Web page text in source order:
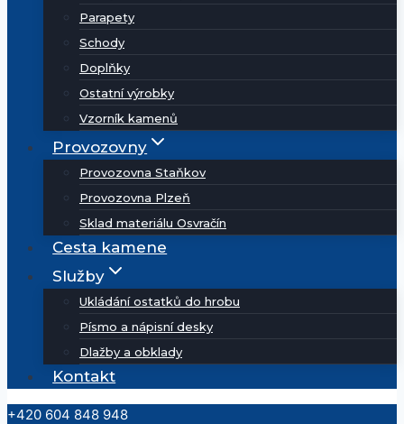
Parapety
Schody
Doplňky
Ostatní výrobky
Vzorník kamenů
Provozovny
Provozovna Staňkov
Provozovna Plzeň
Sklad materiálu Osvračín
Cesta kamene
Služby
Ukládání ostatků do hrobu
Písmo a nápisní desky
Dlažby a obklady
Kontakt
+420 604 848 948